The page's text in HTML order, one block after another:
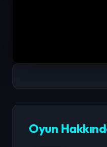
Oyun